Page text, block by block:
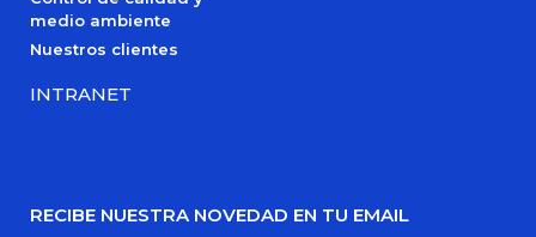
medio ambiente
Nuestros clientes
INTRANET
RECIBE NUESTRA NOVEDAD EN TU EMAIL